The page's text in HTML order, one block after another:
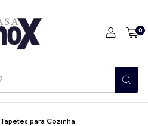
0
Tapetes para Cozinha